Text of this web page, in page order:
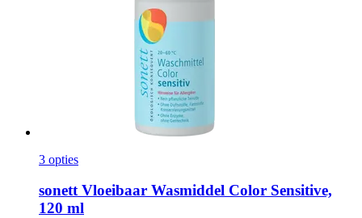
3 opties
sonettVloeibaar Wasmiddel Color Sensitive,
120 ml